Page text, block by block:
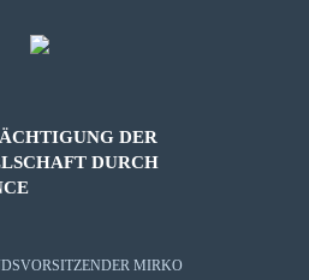
DER
DURCH
MIRKO